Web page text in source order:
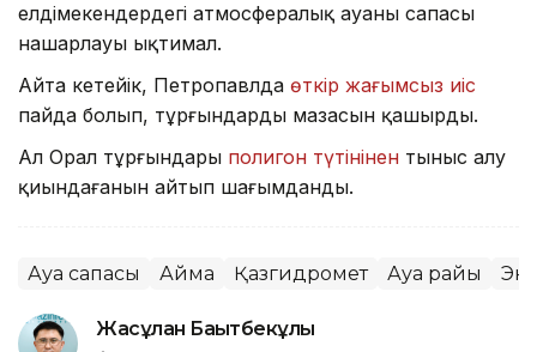
елдімекендердегі атмосфералық ауаның сапасы
нашарлауы ықтимал.
Айта кетейік, Петропавлда өткір жағымсыз иіс
пайда болып, тұрғындардың мазасын қашырды.
Ал Орал тұрғындары полигон түтінінен тыныс алу
қиындағанын айтып шағымданды.
Ауа сапасы Аймақ Қазгидромет Ауа райы
Жасұлан Бақытбекұлы